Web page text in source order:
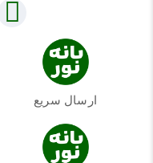
ارسال سریع